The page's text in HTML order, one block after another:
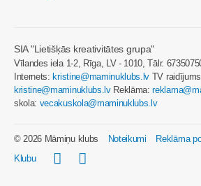
SIA "Lietišķās kreativitātes grupa"
Vīlandes iela 1-2, Rīga, LV - 1010, Tālr.
Internets: kristine@maminuklubs.lv TV
kristine@maminuklubs.lvReklāma:
skola: vecakuskola@maminuklubs.lv
© 2026 Māmiņu klubs Noteikumi Reklāma
Klubu